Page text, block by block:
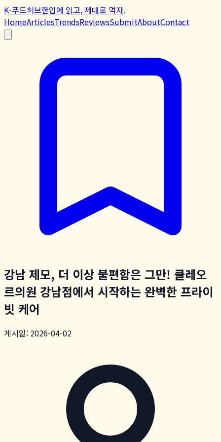
K-푸드허브한입에 읽고, 제대로 먹자.
HomeArticlesTrendsReviewsSubmitAboutContact
강남 제모, 더 이상 불편함은 그만! 클레오
르의원 강남점에서 시작하는 완벽한 프라이
빗 케어
게시일: 2026-04-02